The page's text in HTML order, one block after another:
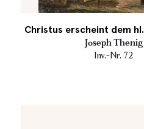
Christus erscheint dem
Joseph Thenig
Inv.-Nr. 72